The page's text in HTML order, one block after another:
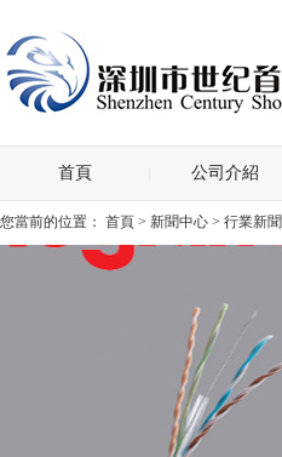
首頁 公司介紹
您當前的位置： 首頁 > 新聞中心 > 行業新聞